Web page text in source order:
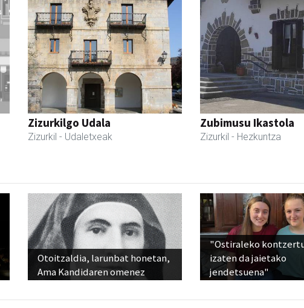
Zizurkilgo Udala
Zizurkil - Udaletxeak
Zubimusu Ikastola
Zizurkil - Hezkuntza
Otoitzaldia, larunbat honetan,
Ama Kandidaren omenez
"Ostiraleko
izaten da jaietako
jendetsuena"